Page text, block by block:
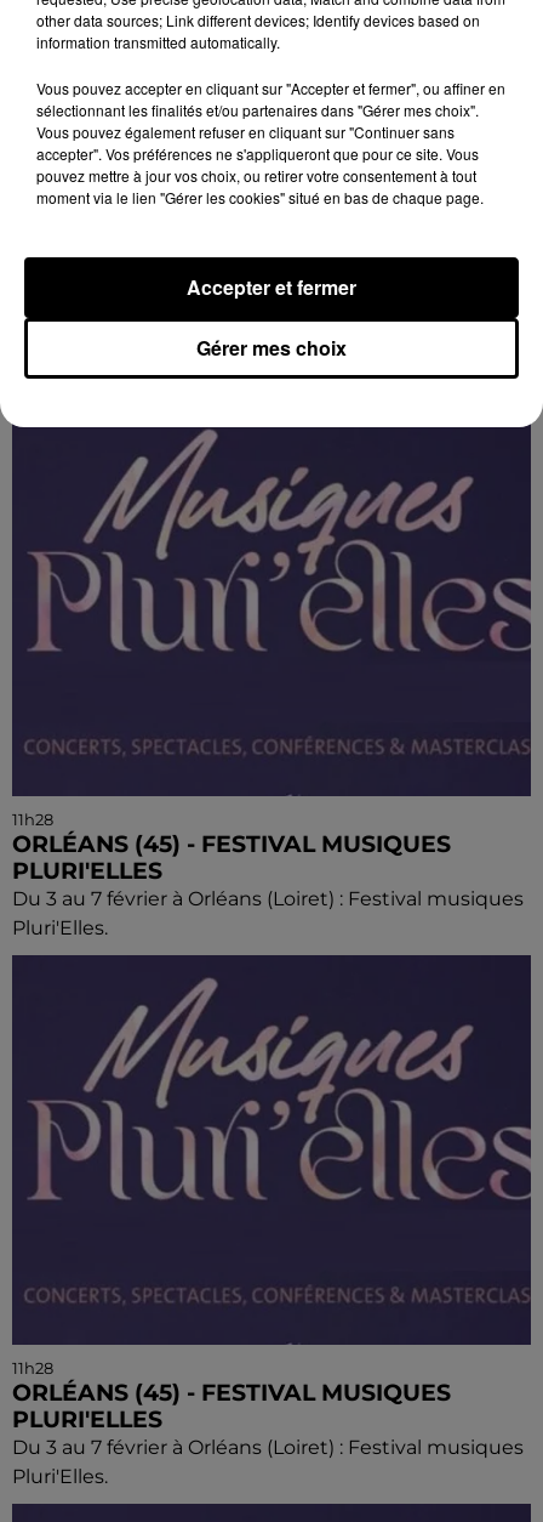
ORLÉANS (45) - FESTIVAL MUSIQUES
PLURI'ELLES
Du 3 au 7 février à Orléans (Loiret) : Festival musiques
Pluri'Elles.
11h28
ORLÉANS (45) - FESTIVAL MUSIQUES
PLURI'ELLES
Du 3 au 7 février à Orléans (Loiret) : Festival musiques
Pluri'Elles.
11h28
ORLÉANS (45) - FESTIVAL MUSIQUES
PLURI'ELLES
Du 3 au 7 février à Orléans (Loiret) : Festival musiques
Pluri'Elles.
other data sources; Link different devices; Identify devices based on
information transmitted automatically.
Vous pouvez accepter en cliquant sur "Accepter et fermer", ou affiner en
sélectionnant les finalités et/ou partenaires dans "Gérer mes choix".
Vous pouvez également refuser en cliquant sur "Continuer sans
accepter". Vos préférences ne s'appliqueront que pour ce site. Vous
pouvez mettre à jour vos choix, ou retirer votre consentement à tout
moment via le lien "Gérer les cookies" situé en bas de chaque page.
Gérer mes choix
Accepter et fermer